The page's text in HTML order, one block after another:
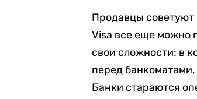
Продавцы советуют
Visa все еще можно
свои сложности: в
перед
Банки стараются